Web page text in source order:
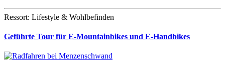
Ressort: Lifestyle & Wohlbefinden
Geführte Tour für E-Mountainbikes und E-Handbikes